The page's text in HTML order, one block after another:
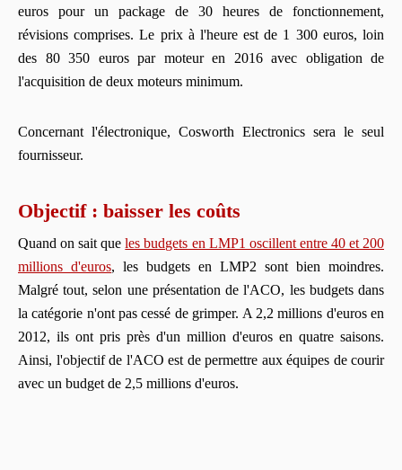
euros pour un package de 30 heures de fonctionnement,
révisions comprises. Le prix à l'heure est de 1 300 euros, loin
des 80 350 euros par moteur en 2016 avec obligation de
l'acquisition de deux moteurs minimum.
Concernant l'électronique, Cosworth Electronics sera le seul
fournisseur.
Objectif : baisser les coûts
Quand on sait queles budgets en LMP1 oscillent entre 40 et 200
millions d'euros, les budgets en LMP2 sont bien moindres.
Malgré tout, selon une présentation de l'ACO, les budgets dans
la catégorie n'ont pas cessé de grimper. A 2,2 millions d'euros en
2012, ils ont pris près d'un million d'euros en quatre saisons.
Ainsi, l'objectif de l'ACO est de permettre aux équipes de courir
avec un budget de 2,5 millions d'euros.